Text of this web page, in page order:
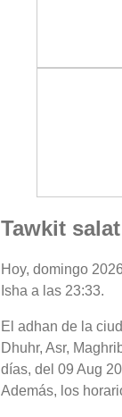
Tawkit
Hoy, domingo
Isha a las 23:33.
El adhan de la
Dhuhr, Asr,
días, del 09 Aug
Además, los